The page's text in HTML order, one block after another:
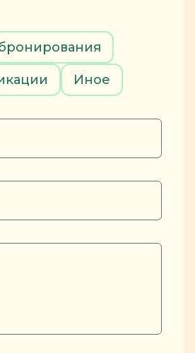
Иное